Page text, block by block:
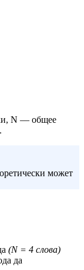
N — общее
может
(N = 4 слова)
да